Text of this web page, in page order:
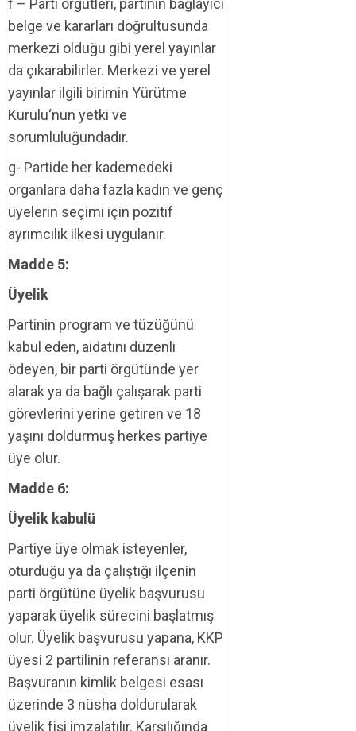
belge ve kararları doğrultusunda
merkezi olduğu gibi yerel yayınlar
da çıkarabilirler. Merkezi ve yerel
yayınlar ilgili birimin Yürütme
Kurulu‘nun yetki ve
sorumluluğundadır.
g- Partide her kademedeki
organlara daha fazla kadın ve genç
üyelerin seçimi için pozitif
ayrımcılık ilkesi uygulanır.
Madde 5:
Üyelik
Partinin program ve tüzüğünü
kabul eden, aidatını düzenli
ödeyen, bir parti örgütünde yer
alarak ya da bağlı çalışarak parti
görevlerini yerine getiren ve 18
yaşını doldurmuş herkes partiye
üye olur.
Madde 6:
Üyelik kabulü
Partiye üye olmak isteyenler,
oturduğu ya da çalıştığı ilçenin
parti örgütüne üyelik başvurusu
yaparak üyelik sürecini başlatmış
olur. Üyelik başvurusu yapana, KKP
üyesi 2 partilinin referansı aranır.
Başvuranın kimlik belgesi esası
üzerinde 3 nüsha doldurularak
üyelik fişi imzalatılır. Karşılığında